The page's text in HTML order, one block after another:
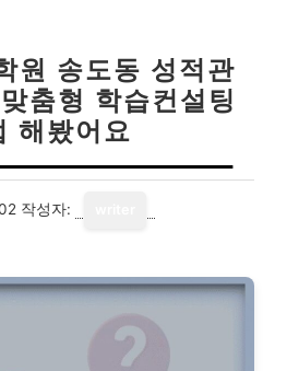
원 송도동 성적관
춤형 학습컨설팅
해봤어요
작성자: